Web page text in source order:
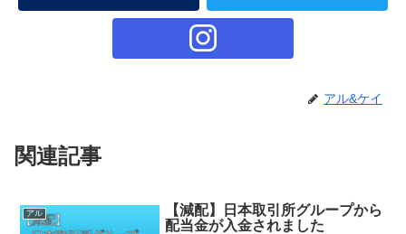
アル&ケイ
関連記事
アル
【減配】日本取引所グループから
配当金が入金されました